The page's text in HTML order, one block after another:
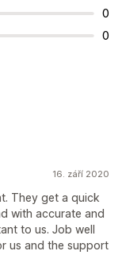
0
0
16. září 2020
They get a quick
with accurate and
to us. Job well
us and the support